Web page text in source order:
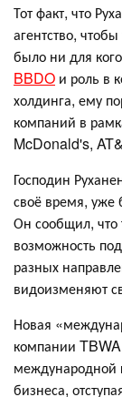
Тот факт, что
агентство,
было ни для
BBDO и роль в
холдинга, ему
компаний в
McDonald's,
Господин
своё время, уже
Он сообщил, что
возможность
разных
видоизменяют
Новая
компании
международной
бизнеса,